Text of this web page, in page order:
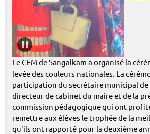
Le CEM de Sangalkam a organisé la
levée des couleurs nationales. La
participation du secrétaire municipal de
directeur de cabinet du maire et de la
commission pédagogique qui ont
remettre aux élèves le trophée de la
qu'ils ont rapporté pour la deuxième